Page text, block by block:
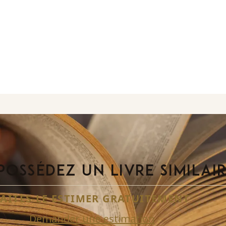
UN LIVRE
LE ESTIMER GRATUITEMENT
Demander une estimation